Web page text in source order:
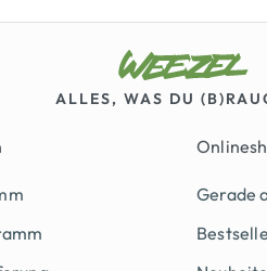
ALLES, WAS DU
Gerade